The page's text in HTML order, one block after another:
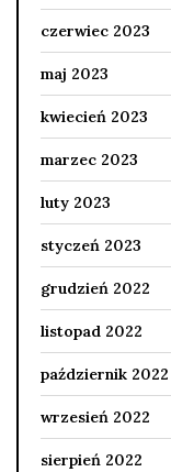
czerwiec 2023
maj 2023
kwiecień 2023
marzec 2023
luty 2023
styczeń 2023
grudzień 2022
listopad 2022
październik 2022
wrzesień 2022
sierpień 2022